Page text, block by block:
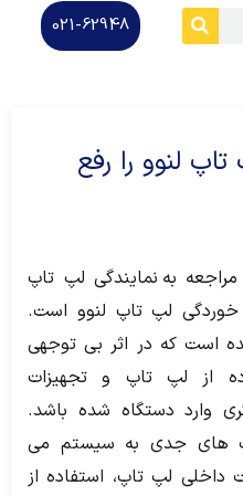
021-62948
لنوو را رفع
مراجعه به نمایندگی لپ تاپ
خوردگی لپ تاپ لنوو است.
است که در اثر بی توجهی
از لپ تاپ و تجهیزات
وارد دستگاه شده باشد.
های جدی به سیستم می
داخلی لپ تاپ، استفاده از